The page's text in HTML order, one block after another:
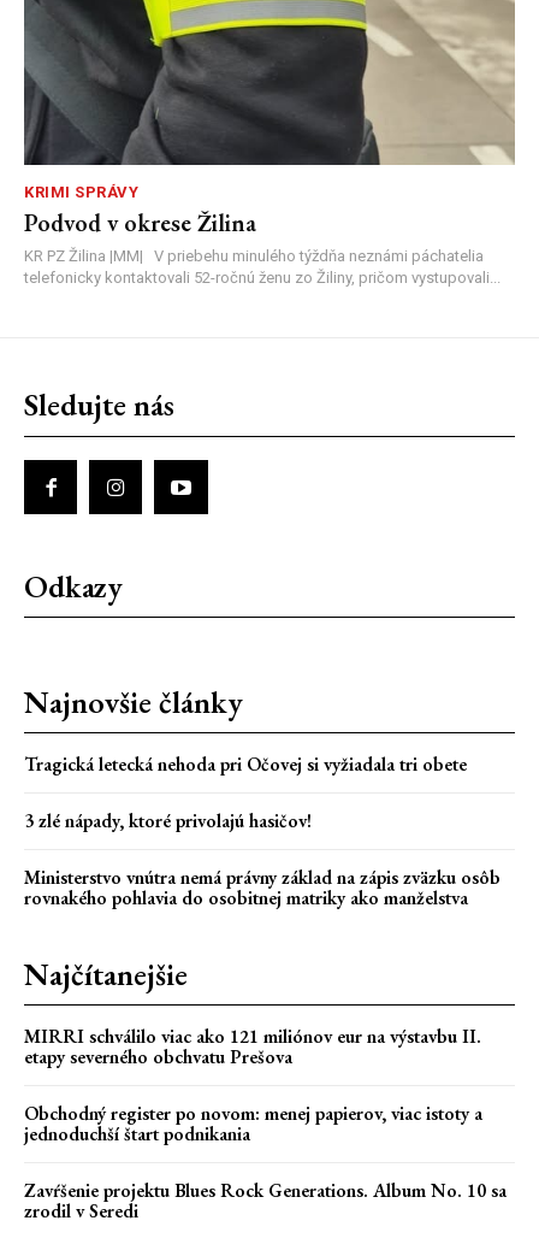
KRIMI SPRÁVY
Podvod v okrese Žilina
KR PZ Žilina |MM| V priebehu minulého týždňa neznámi páchatelia
telefonicky kontaktovali 52-ročnú ženu zo Žiliny, pričom vystupovali...
Sledujte nás
Odkazy
Najnovšie články
Tragická letecká nehoda pri Očovej si vyžiadala tri obete
3 zlé nápady, ktoré privolajú hasičov!
Ministerstvo vnútra nemá právny základ na zápis zväzku osôb
rovnakého pohlavia do osobitnej matriky ako manželstva
Najčítanejšie
MIRRI schválilo viac ako 121 miliónov eur na výstavbu II.
etapy severného obchvatu Prešova
Obchodný register po novom: menej papierov, viac istoty a
jednoduchší štart podnikania
Zavŕšenie projektu Blues Rock Generations. Album No. 10 sa
zrodil v Seredi